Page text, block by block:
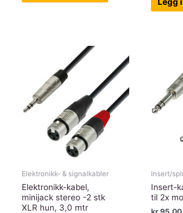
Elektronikk- & signalkabler
Elektronikk-kabel,
minijack stereo -2 stk
XLR hun, 3,0 mtr
Insert/
Insert-
til 2x